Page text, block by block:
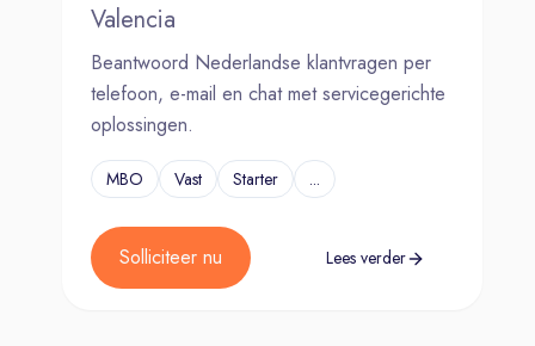
Valencia
Beantwoord Nederlandse klantvragen per
telefoon, e-mail en chat met servicegerichte
oplossingen.
MBO Vast Starter ...
Solliciteer nu Lees verder